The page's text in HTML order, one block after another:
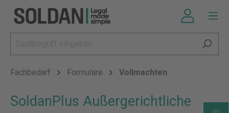
Fachbedarf Formulare Vollmachten
SoldanPlus Außergerichtliche